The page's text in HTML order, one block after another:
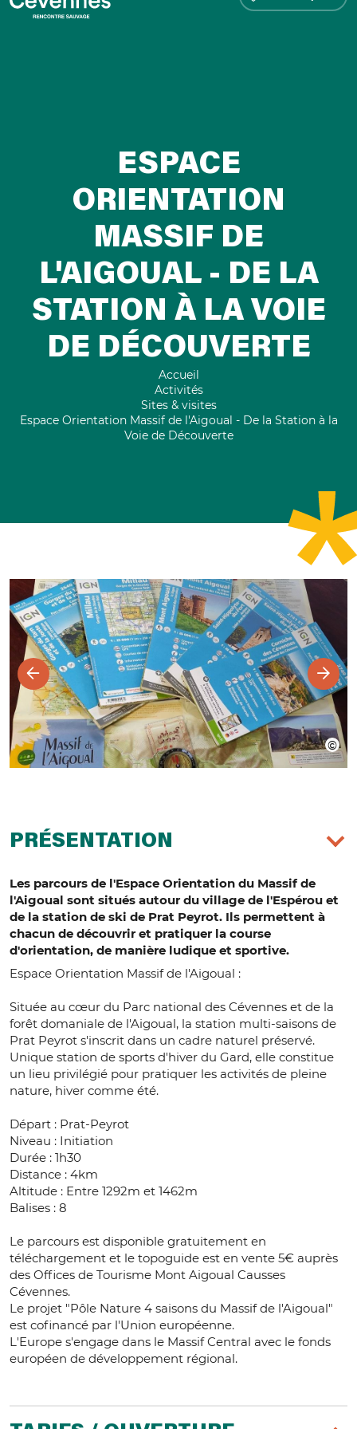
ESPACE
ORIENTATION
MASSIF DE
L'AIGOUAL - DE LA
STATION À LA VOIE
DE DÉCOUVERTE
Accueil
Activités
Sites & visites
Espace Orientation Massif de l'Aigoual - De la Station à la
Voie de Découverte
PRÉSENTATION
Les parcours de l'Espace Orientation du Massif de
l'Aigoual sont situés autour du village de l'Espérou et
de la station de ski de Prat Peyrot. Ils permettent à
chacun de découvrir et pratiquer la course
d'orientation, de manière ludique et sportive.
Espace Orientation Massif de l'Aigoual :
Située au cœur du Parc national des Cévennes et de la
forêt domaniale de l'Aigoual, la station multi-saisons de
Prat Peyrot s'inscrit dans un cadre naturel préservé.
Unique station de sports d'hiver du Gard, elle constitue
un lieu privilégié pour pratiquer les activités de pleine
nature, hiver comme été.
Départ : Prat-Peyrot
Niveau : Initiation
Durée : 1h30
Distance : 4km
Altitude : Entre 1292m et 1462m
Balises : 8
Le parcours est disponible gratuitement en
téléchargement et le topoguide est en vente 5€ auprès
des Offices de Tourisme Mont Aigoual Causses
Cévennes.
Le projet "Pôle Nature 4 saisons du Massif de l'Aigoual"
est cofinancé par l'Union européenne.
L'Europe s'engage dans le Massif Central avec le fonds
européen de développement régional.